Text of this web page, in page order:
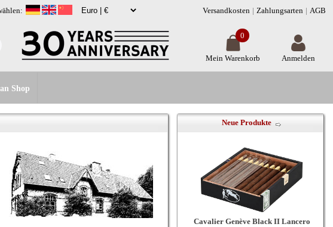
Versandkosten Zahlungsarten AGB
Anmelden
Mein Warenkorb
0
Shop
Neue Produkte
Cavalier Genève Black II Lancero